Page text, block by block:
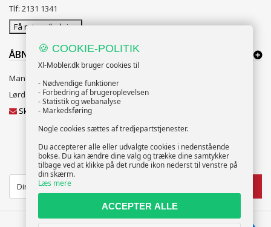
Tlf: 2131 1341
Få rutevejledning
ÅBNINGSTIDER:
Mandag til Fredag 10:00 til 18:00
Lørdag og Søndag 10:00 til 16:00
Skriv til vores kundeservice
NYHEDSBREV
🍪 COOKIE-POLITIK
Xl-Mobler.dk bruger cookies til
- Nødvendige funktioner
- Forbedring af brugeroplevelsen
- Statistik og webanalyse
- Markedsføring
Nogle cookies sættes af tredjepartstjenester.
Du accepterer alle eller udvalgte cookies i nedenstående
bokse. Du kan ændre dine valg og trække dine samtykker
tilbage ved at klikke på det runde ikon nederst til venstre på
din skærm.
Læs mere
ACCEPTER ALLE